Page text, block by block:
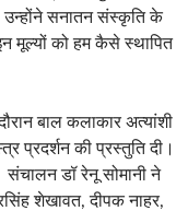
सनातन संस्कृति के
मूल्यों को हम कैसे स्थापित
बाल कलाकार अत्यांशी
प्रदर्शन की प्रस्तुति दी।
डॉ रेनू सोमानी ने
शेखावत, दीपक नाहर,